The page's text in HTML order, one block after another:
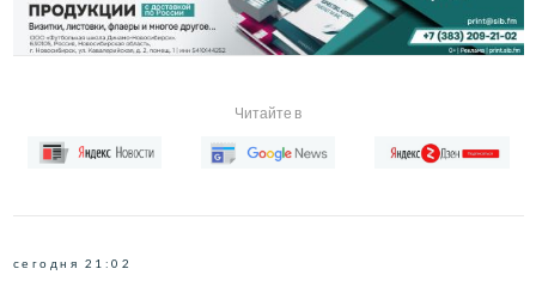
Читайте в
сегодня 21:02